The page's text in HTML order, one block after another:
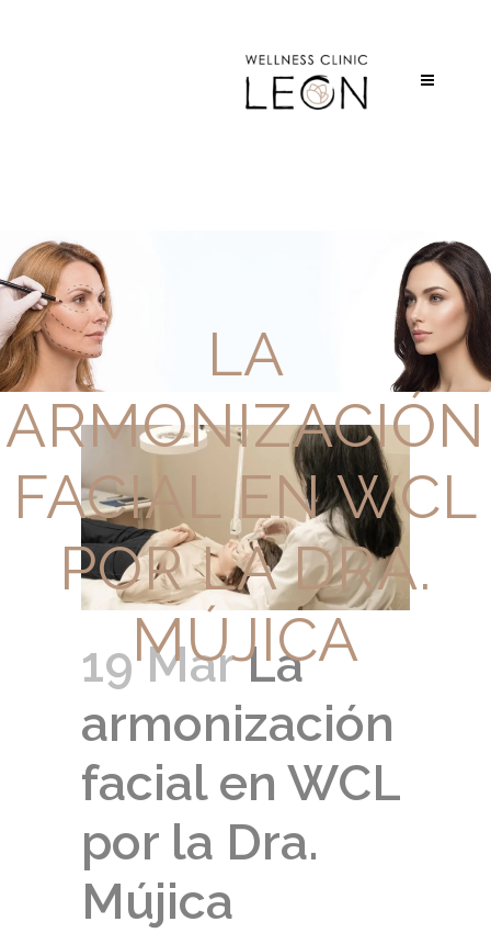
LA
ARMONIZACIÓN
FACIAL EN WCL
POR LA DRA.
MÚJICA
19 MarLa
armonización
facial en WCL
por la Dra.
Mújica